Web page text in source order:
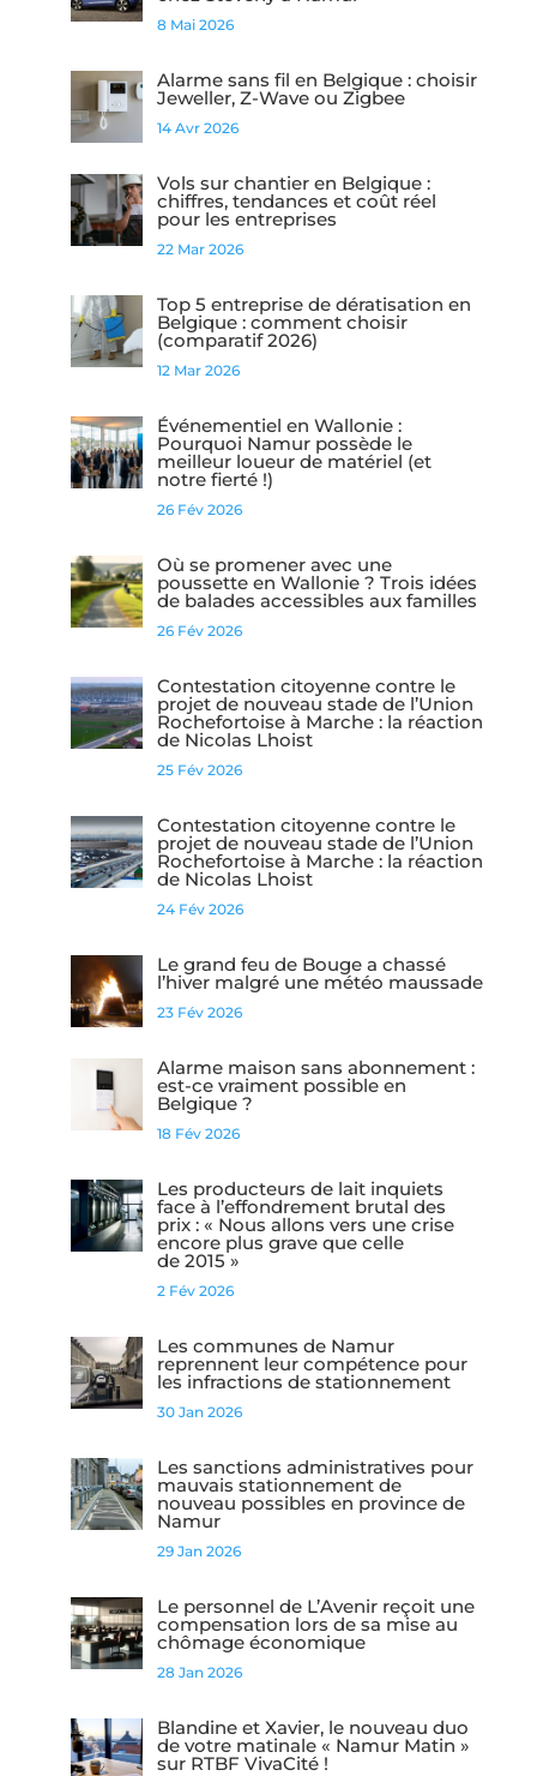
8 Mai 2026
Alarme sans fil en Belgique : choisir
Jeweller, Z-Wave ou Zigbee
14 Avr 2026
Vols sur chantier en Belgique :
chiffres, tendances et coût réel
pour les entreprises
22 Mar 2026
Top 5 entreprise de dératisation en
Belgique : comment choisir
(comparatif 2026)
12 Mar 2026
Événementiel en Wallonie :
Pourquoi Namur possède le
meilleur loueur de matériel (et
notre fierté !)
26 Fév 2026
Où se promener avec une
poussette en Wallonie ? Trois idées
de balades accessibles aux familles
26 Fév 2026
Contestation citoyenne contre le
projet de nouveau stade de l’Union
Rochefortoise à Marche : la réaction
de Nicolas Lhoist
25 Fév 2026
Contestation citoyenne contre le
projet de nouveau stade de l’Union
Rochefortoise à Marche : la réaction
de Nicolas Lhoist
24 Fév 2026
Le grand feu de Bouge a chassé
l’hiver malgré une météo maussade
23 Fév 2026
Alarme maison sans abonnement :
est-ce vraiment possible en
Belgique ?
18 Fév 2026
Les producteurs de lait inquiets
face à l’effondrement brutal des
prix : « Nous allons vers une crise
encore plus grave que celle
de 2015 »
2 Fév 2026
Les communes de Namur
reprennent leur compétence pour
les infractions de stationnement
30 Jan 2026
Les sanctions administratives pour
mauvais stationnement de
nouveau possibles en province de
Namur
29 Jan 2026
Le personnel de L’Avenir reçoit une
compensation lors de sa mise au
chômage économique
28 Jan 2026
Blandine et Xavier, le nouveau duo
de votre matinale « Namur Matin »
sur RTBF VivaCité !